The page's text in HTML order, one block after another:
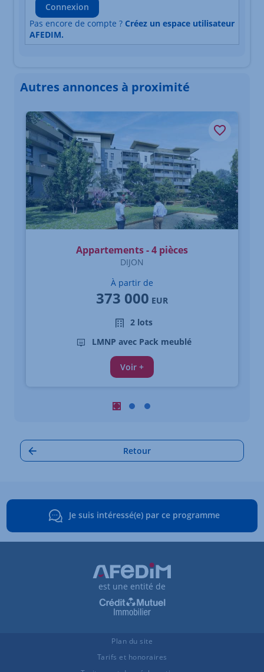
Connexion
Pas encore de compte ? Créez un espace utilisateur
AFEDIM.
Autres annonces à proximité
Carrousel : Autres annonces à
Carrousel : Autres annonces à
Carrousel : Autres
Élément 1 sur 3
Appartements - 4 pièces
DIJON
À partir de
373 000 EUR
2 lots
LMNP avec Pack meublé
Voir +
Retour
Je suis intéressé(e) par ce programme
est une entité de
Plan du site
Tarifs et honoraires